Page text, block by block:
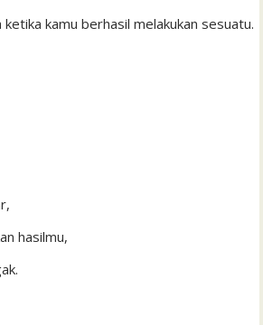
kamu berhasil melakukan sesuatu.
hasilmu,